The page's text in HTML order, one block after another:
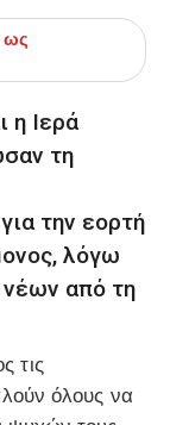
ως
η Ιερά
τη
την εορτή
λόγω
νέων από τη
τις
όλους να